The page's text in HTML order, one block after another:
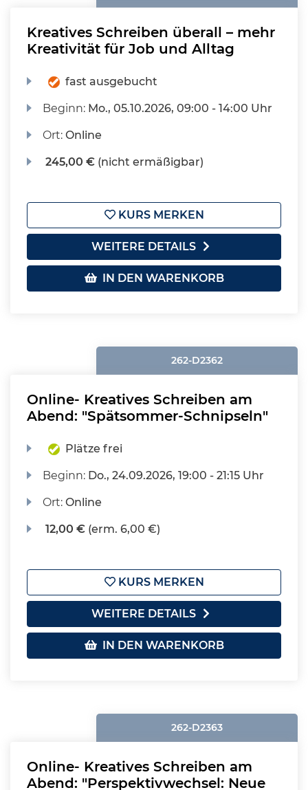
Kreatives Schreiben überall – mehr
Kreativität für Job und Alltag
fast ausgebucht
Beginn: Mo., 05.10.2026, 09:00 - 14:00 Uhr
Ort:Online
245,00 € (nicht ermäßigbar)
KURS MERKEN
WEITERE DETAILS
IN DEN WARENKORB
262-D2362
Online- Kreatives Schreiben am
Abend: "Spätsommer-Schnipseln"
Plätze frei
Beginn: Do., 24.09.2026, 19:00 - 21:15 Uhr
Ort:Online
12,00 € (erm. 6,00 €)
KURS MERKEN
WEITERE DETAILS
IN DEN WARENKORB
262-D2363
Online- Kreatives Schreiben am
Abend: "Perspektivwechsel: Neue